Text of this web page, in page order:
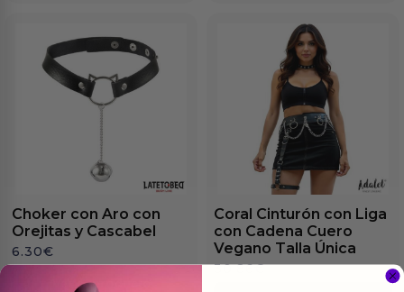
Choker con Aro con
Orejitas y Cascabel
6.30€
Ver el producto
Coral Cinturón con Liga
con Cadena Cuero
Vegano Talla Única
30.86€